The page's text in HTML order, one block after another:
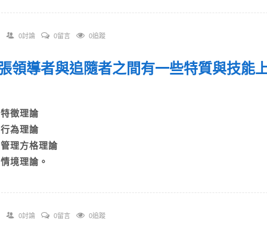
0討論 0留言 0追蹤
領導者與追隨者之間有一些特質與技能
徵理論
為理論
理方格理論
境理論。
0討論 0留言 0追蹤